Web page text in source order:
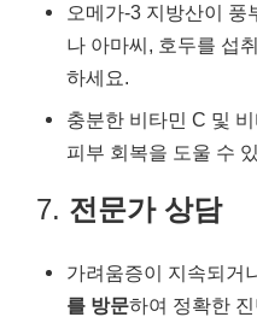
오메가-3 지방산이 풍
나 아마씨, 호두를 섭
하세요.
충분한 비타민 C 및
피부 회복을 도울 수
7. 전문가 상담
가려움증이 지속되거
를 방문하여 정확한